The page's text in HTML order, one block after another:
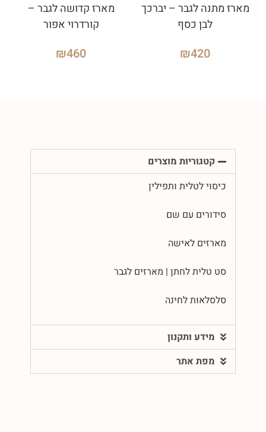
מארז מתנה לגבר – יברכך
לבן כסף
₪420
מארז קדושה לגבר –
קורדרוי אפור
₪460
קטגוריות מוצרים
כיסוי לטלית ותפילין
סידורים עם שם
מארזים לאישה
סט טלית לחתן | מארזים לגבר
סלסלאות לחינה
מידע ותקנון
מפת אתר